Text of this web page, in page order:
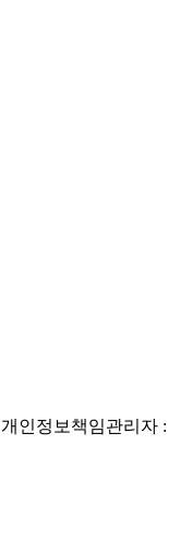
개인정보책임관리자 :